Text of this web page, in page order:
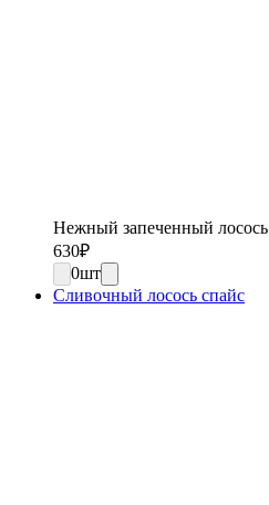
Нежный запеченный лосось
630₽
0шт
Сливочный лосось спайс